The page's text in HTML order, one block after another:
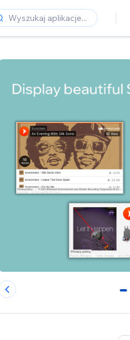
0